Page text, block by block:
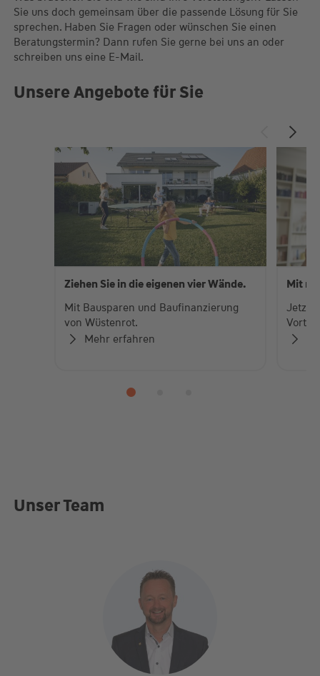
Sie uns doch gemeinsam über die passende Lösung für Sie
sprechen. Haben Sie Fragen oder wünschen Sie einen
Beratungstermin? Dann rufen Sie gerne bei uns an oder
schreiben uns eine E-Mail.
Unsere Angebote für Sie
Ziehen Sie in die eigenen vier Wände.
Mit Bausparen und Baufinanzierung
von Wüstenrot.
Mehr erfahren
Mit
Jetzt
Unser Team